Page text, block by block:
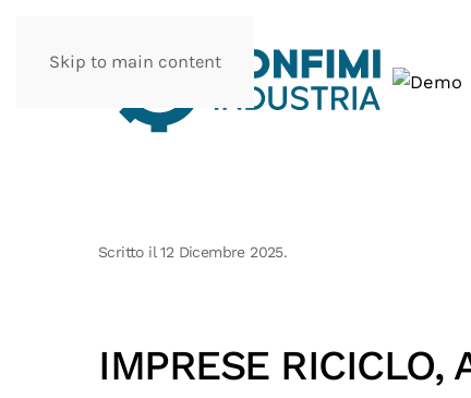
Skip to main content
Scritto il12 Dicembre 2025.
IMPRESE RICICLO,